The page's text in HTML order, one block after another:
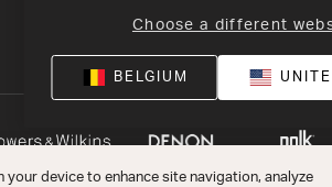
Politique de confidentialité
Choose a different
BELGIUM
device to enhance site navigation, analyze